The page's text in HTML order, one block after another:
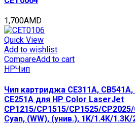
1,700AMD
Quick View
Add to wishlist
CompareAdd to cart
HPЧип
Чип картриджа CE311A, CB541A,
CE251A для HP Color LaserJet
CP1215/CP1515/CP1525/
Cyan, (WW), (унив.), 1K/1.4K/